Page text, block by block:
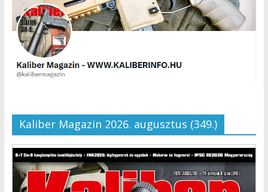
Kaliber Magazin 2026. augusztus (349.)